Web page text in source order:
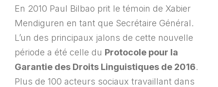
En 2010 Paul Bilbao prit le témoin de Xabier
Mendiguren en tant que Secrétaire Général.
L’un des principaux jalons de cette nouvelle
période a été celle du Protocole pour la
Garantie des Droits Linguistiques de 2016.
Plus de 100 acteurs sociaux travaillant dans